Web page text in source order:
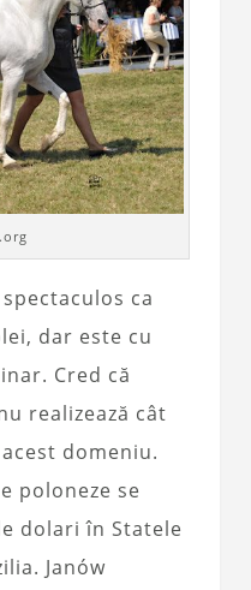
ca
dar este cu
Cred că
realizează cât
domeniu.
poloneze se
dolari în Statele
Janów